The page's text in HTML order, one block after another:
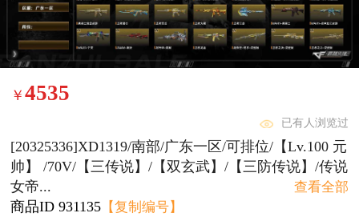
￥4535
已有人浏览过
[20325336]XD1319/南部/广东一区/可排位/【Lv.100 元
帅】 /70V/【三传说】/【双玄武】/【三防传说】/传说
女帝...
查看全部
商品ID 931135 【复制编号】